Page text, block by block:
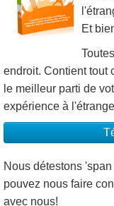
Et
endroit. Contient tout
le meilleur parti de
expérience à
Nous détestons
pouvez nous faire
avec nous!